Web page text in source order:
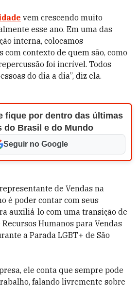
vem crescendo muito
esse ano. Em uma das
interna, colocamos
com contexto de quem são, como
foi incrível. Todos
do dia a dia”, diz ela.
fique por dentro das últimas
do Brasil e do Mundo
Seguir no Google
de Vendas na
é poder contar com seus
auxiliá-lo com uma transição de
Humanos para Vendas
a Parada LGBT+ de São
ele conta que sempre pode
falando livremente sobre